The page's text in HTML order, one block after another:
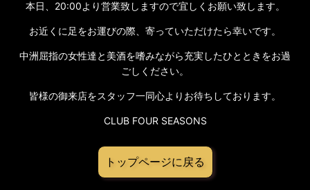
本日、20:00より営業致しますので宜しくお願い致します。
お近くに足をお運びの際、寄っていただけたら幸いです。
中洲屈指の女性達と美酒を嗜みながら充実したひとときをお過
ごしください。
皆様の御来店をスタッフ一同心よりお待ちしております。
CLUB FOUR SEASONS
トップページに戻る